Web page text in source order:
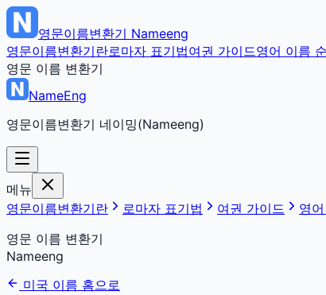
영문이름변환기 Nameeng
영문이름변환기란로마자 표기법여권 가이드영어 이름
영문 이름 변환기
NameEng
영문이름변환기 네이밍(Nameeng)
메뉴
영문이름변환기란
로마자 표기법 여권 가이드 영
영문 이름 변환기
Nameeng
미국 이름 홈으로